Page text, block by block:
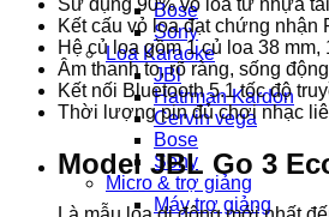
Bose
Sony
Loa Karaoke
JBl
Hatrman Kardon
Cervin vega
Bose
Sony
Micro & trợ giảng
Máy trợ giảng
Kết cấu vỏ loa đạt chứng
Hệ củ loa gồm 1 củ loa 38
Âm thanh to, rõ ràng, sống
Kết nối Bluetooth 5.1 tốc độ
Thời lượng pin đủ chơi nhạc
Model JBL Go 3